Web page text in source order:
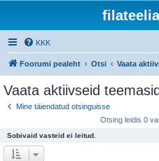
KKK
Foorumi pealeht Otsi Vaata
Vaata aktiivseid teemasid
Mine täiendatud otsinguisse
Otsing leidis 0
Sobivaid vasteid ei leitud.